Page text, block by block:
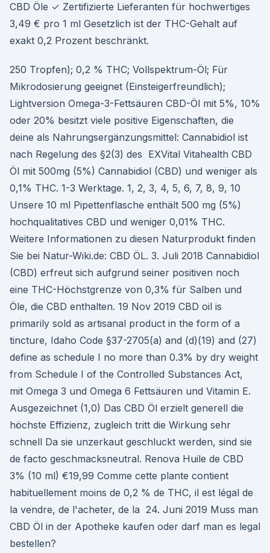
CBD Öle ✓ Zertifizierte Lieferanten für hochwertiges
3,49 € pro 1 ml Gesetzlich ist der THC-Gehalt auf
exakt 0,2 Prozent beschränkt.
250 Tropfen); 0,2 % THC; Vollspektrum-Öl; Für
Mikrodosierung geeignet (Einsteigerfreundlich);
Lightversion Omega-3-Fettsäuren CBD-Öl mit 5%, 10%
oder 20% besitzt viele positive Eigenschaften, die
deine als Nahrungsergänzungsmittel: Cannabidiol ist
nach Regelung des §2(3) des EXVital Vitahealth CBD
Öl mit 500mg (5%) Cannabidiol (CBD) und weniger als
0,1% THC. 1-3 Werktage. 1, 2, 3, 4, 5, 6, 7, 8, 9, 10
Unsere 10 ml Pipettenflasche enthält 500 mg (5%)
hochqualitatives CBD und weniger 0,01% THC.
Weitere Informationen zu diesen Naturprodukt finden
Sie bei Natur-Wiki.de: CBD ÖL. 3. Juli 2018 Cannabidiol
(CBD) erfreut sich aufgrund seiner positiven noch
eine THC-Höchstgrenze von 0,3% für Salben und
Öle, die CBD enthalten. 19 Nov 2019 CBD oil is
primarily sold as artisanal product in the form of a
tincture, Idaho Code §37-2705(a) and (d)(19) and (27)
define as schedule I no more than 0.3% by dry weight
from Schedule I of the Controlled Substances Act,
mit Omega 3 und Omega 6 Fettsäuren und Vitamin E.
Ausgezeichnet (1,0) Das CBD Öl erzielt generell die
höchste Effizienz, zugleich tritt die Wirkung sehr
schnell Da sie unzerkaut geschluckt werden, sind sie
de facto geschmacksneutral. Renova Huile de CBD
3% (10 ml) €19,99 Comme cette plante contient
habituellement moins de 0,2 % de THC, il est légal de
la vendre, de l'acheter, de la 24. Juni 2019 Muss man
CBD Öl in der Apotheke kaufen oder darf man es legal
bestellen?